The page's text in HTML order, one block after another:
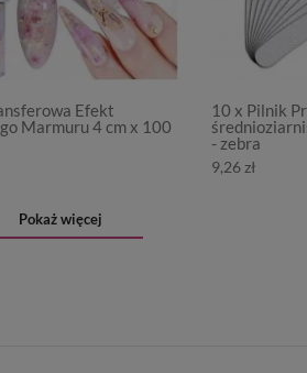
Efekt
Marmuru 4 cm x 100
10 x Pilnik
- zebra
9,26 zł
Pokaż więcej